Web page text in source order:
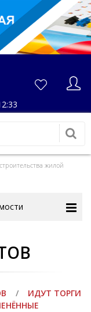
жилой
/
ИДУТ ТОРГИ